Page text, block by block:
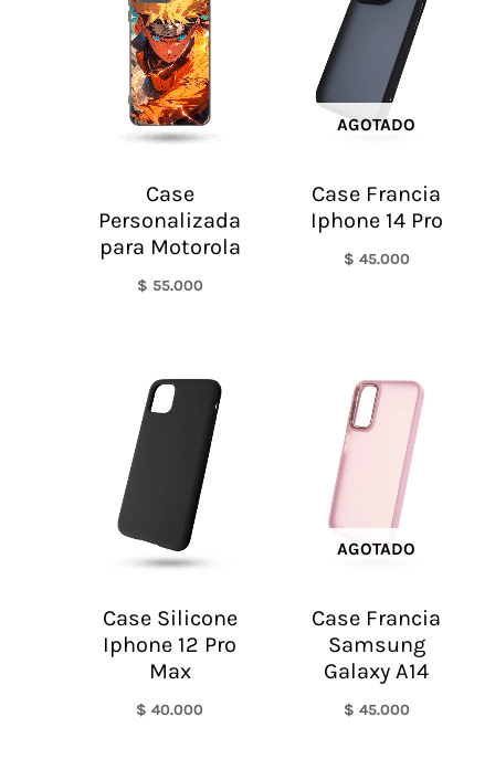
Case
Personalizada
para Motorola
$ 55.000
AGOTADO
Case Francia
Iphone 14 Pro
$ 45.000
Case Silicone
Iphone 12 Pro
Max
$ 40.000
AGOTADO
Case Francia
Samsung
Galaxy A14
$ 45.000